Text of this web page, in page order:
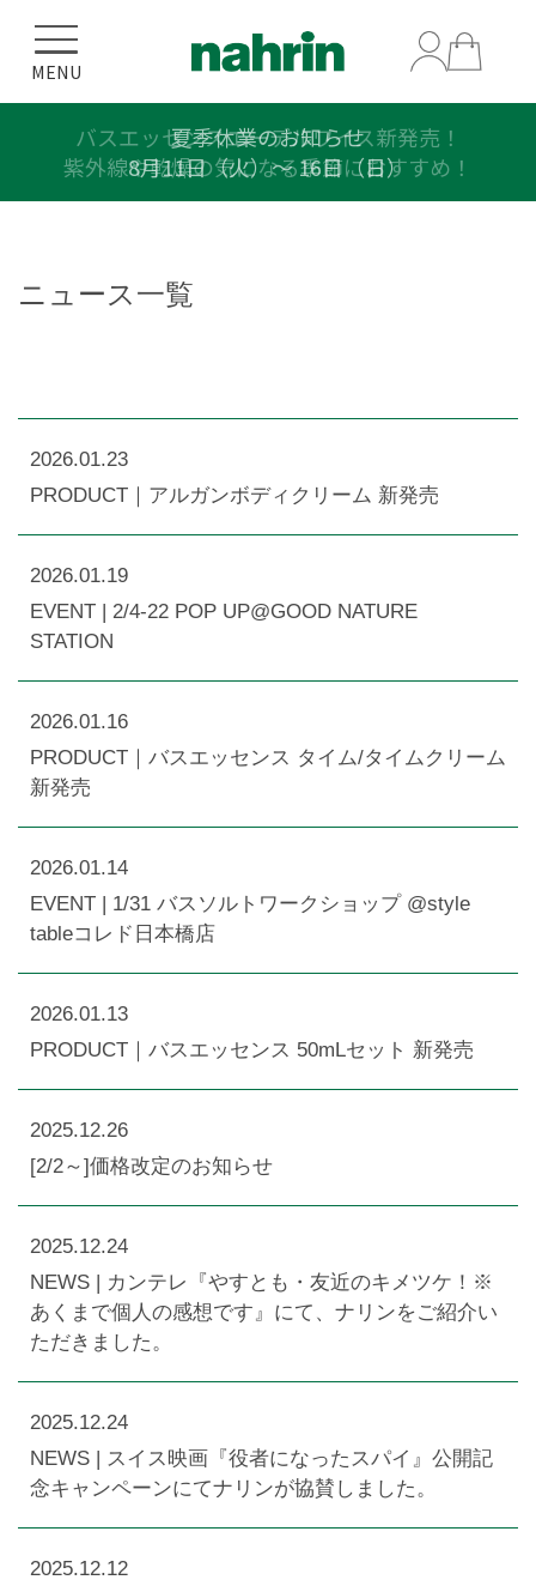
MENU
夏季休業のお知らせ
8月11日（火）〜 16日（日）
バスエッセンスエーデルワイス新発売！
紫外線や乾燥の気になる季節におすすめ！
ニュース一覧
2026.01.23
PRODUCT｜アルガンボディクリーム 新発売
2026.01.19
EVENT | 2/4-22 POP UP@GOOD NATURE
STATION
2026.01.16
PRODUCT｜バスエッセンス タイム/タイムクリーム
新発売
2026.01.14
EVENT | 1/31 バスソルトワークショップ @style
tableコレド日本橋店
2026.01.13
PRODUCT｜バスエッセンス 50mLセット 新発売
2025.12.26
[2/2～]価格改定のお知らせ
2025.12.24
NEWS | カンテレ『やすとも・友近のキメツケ！※
あくまで個人の感想です』にて、ナリンをご紹介い
ただきました。
2025.12.24
NEWS | スイス映画『役者になったスパイ』公開記
念キャンペーンにてナリンが協賛しました。
2025.12.12